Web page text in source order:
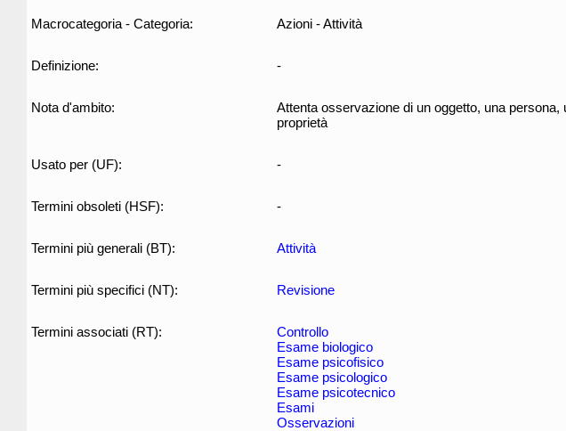
Macrocategoria - Categoria: Azioni - Attività
Definizione: -
Nota d'ambito:
Attenta osservazione di un oggetto, una
proprietà
Usato per (UF): -
Termini obsoleti (HSF): -
Termini più generali (BT): Attività
Termini più specifici (NT): Revisione
Termini associati (RT):
Controllo
Esame biologico
Esame psicofisico
Esame psicologico
Esame psicotecnico
Esami
Osservazioni